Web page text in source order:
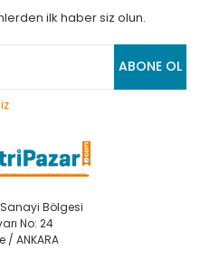
ilk haber siz olun.
ABONE OL
Bölgesi
No: 24
/ ANKARA